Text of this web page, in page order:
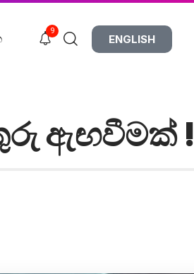
9
ENGLISH
ඇඟවීමක් !